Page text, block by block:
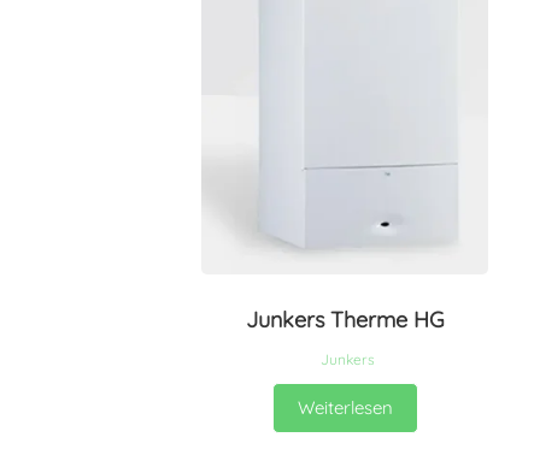
Junkers Therme HG
Junkers
Weiterlesen